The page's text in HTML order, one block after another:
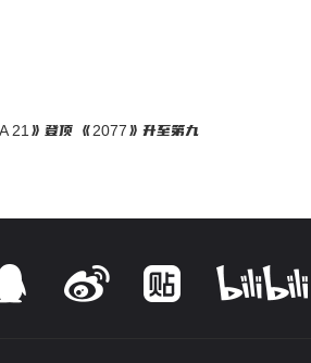
21》登顶 《2077》升至第九